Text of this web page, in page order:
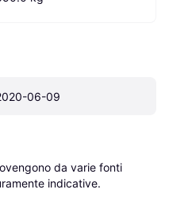
06-09
da varie fonti
indicative.